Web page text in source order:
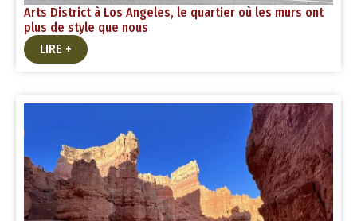
Arts District à Los Angeles, le quartier où les murs ont
plus de style que nous
LIRE +